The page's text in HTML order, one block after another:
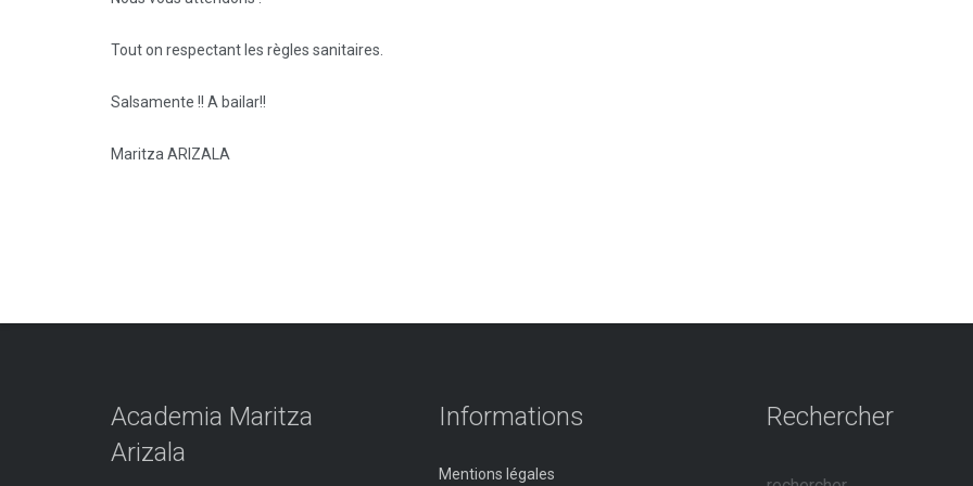
Tout on respectant les règles sanitaires.
Salsamente !! A bailar!!
Maritza ARIZALA
Academia Maritza
Arizala
Informations
Mentions légales
Rechercher